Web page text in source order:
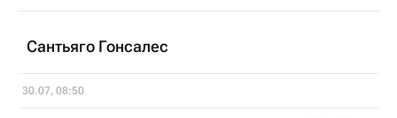
Сантьяго Гонсалес
30.07, 08:50